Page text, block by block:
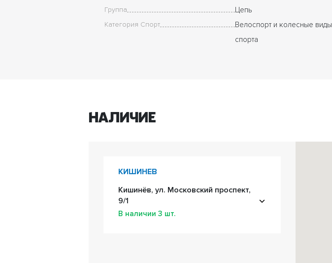
Группа Цепь
Категория Спорт
Велоспорт и колесные виды
спорта
Наличие
КИШИНЕВ
Кишинёв, ул. Московский проспект,
9/1
В наличии 3 шт.